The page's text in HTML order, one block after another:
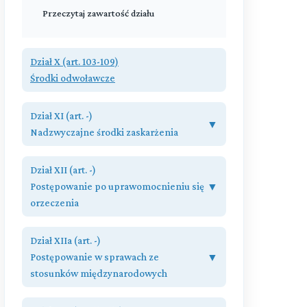
Przeczytaj zawartość działu
Dział X (art. 103-109)
Środki odwoławcze
Przeczytaj zawartość działu
Dział XI (art. -)
Nadzwyczajne środki zaskarżenia
▼
Rozdział XVIII (art. 110 - 112)
Kasacja
Rozdział XIX (art. 113 - 113)
Przeczytaj zawartość działu
Dział XII (art. -)
Postępowanie po uprawomocnieniu się
orzeczenia
▼
Rozdział XX (art. 114 - 116)
Odszkodowanie za niesłuszne ukaranie
lub zatrzymanie
Dział XIIa (art. -)
Postępowanie w sprawach ze
stosunków międzynarodowych
▼